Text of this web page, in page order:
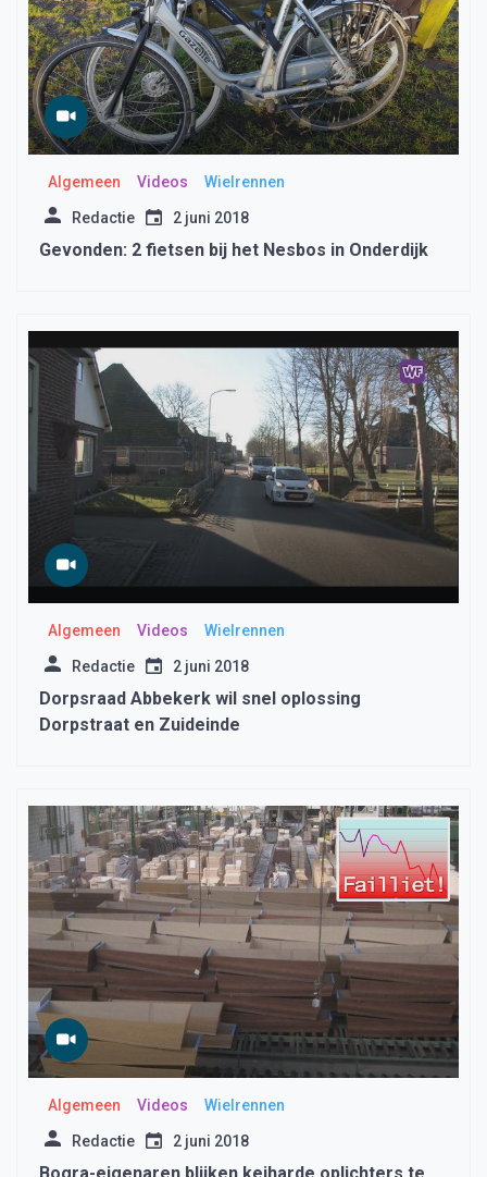
Algemeen Videos Wielrennen
Redactie 2 juni 2018
Gevonden: 2 fietsen bij het Nesbos in Onderdijk
Algemeen Videos Wielrennen
Redactie 2 juni 2018
Dorpsraad Abbekerk wil snel oplossing
Dorpstraat en Zuideinde
Algemeen Videos Wielrennen
Redactie 2 juni 2018